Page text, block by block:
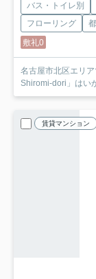
バス・トイレ別
フローリング
敷礼0
名古屋市北区エリ
Shiromi-dori」はい
賃貸マンション